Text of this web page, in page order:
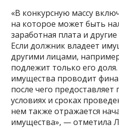
«В конкурсную массу
на которое может быть
заработная плата и
Если должник владеет
другими лицами,
подлежит только его
имущества проводит
после чего
условиях и сроках
нем также отражается
имущества», — отметила